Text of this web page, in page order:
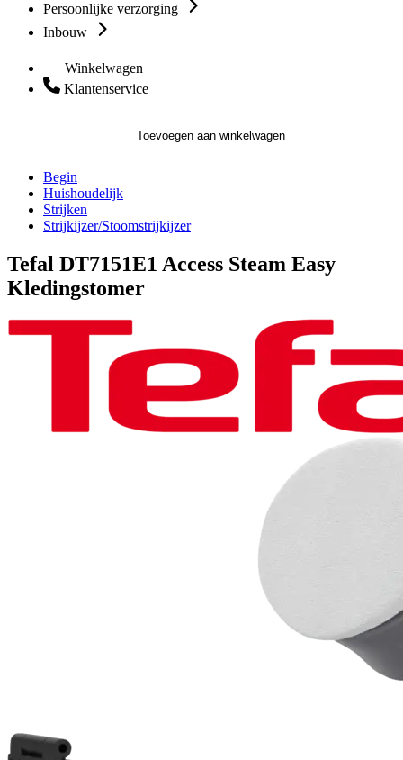
Persoonlijke verzorging
Inbouw
Winkelwagen
Klantenservice
Toevoegen aan winkelwagen
Begin
Huishoudelijk
Strijken
Strijkijzer/Stoomstrijkijzer
Tefal DT7151E1 Access Steam Easy
Kledingstomer